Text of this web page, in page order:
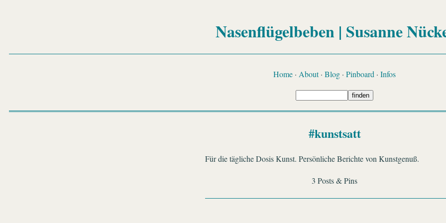
Nasenflügelbeben | Susanne
Home · About· Blog · Pinboard · Infos
#kunstsatt
Für die tägliche Dosis Kunst. Persönliche Berichte von Kunstgenuß.
3 Posts & Pins